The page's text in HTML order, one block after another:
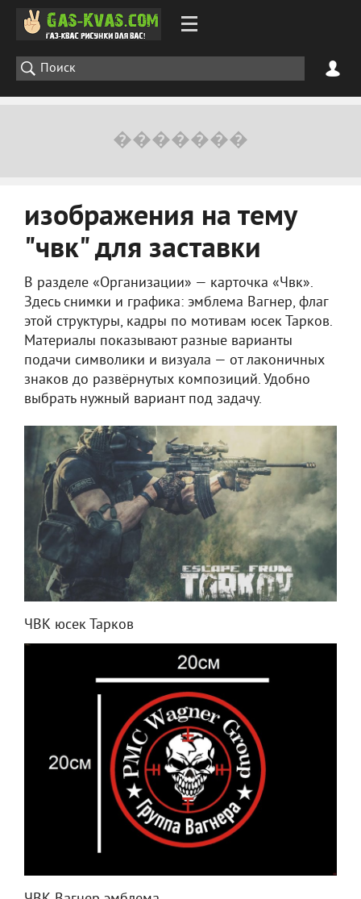
изображения на тему
"чвк" для заставки
В разделе «Организации» — карточка «Чвк».
Здесь снимки и графика: эмблема Вагнер, флаг
этой структуры, кадры по мотивам юсек Тарков.
Материалы показывают разные варианты
подачи символики и визуала — от лаконичных
знаков до развёрнутых композиций. Удобно
выбрать нужный вариант под задачу.
ЧВК юсек Тарков